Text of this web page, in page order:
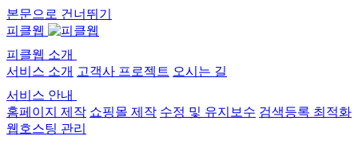
본문으로 건너뛰기
피클웹
피클웹 소개
서비스 소개 고객사 프로젝트 오시는 길
서비스 안내
홈페이지 제작 쇼핑몰 제작 수정 및 유지보수 검색등록 최적화
웹호스팅 관리